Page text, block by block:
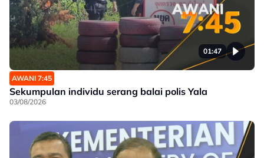
01:47
AWANI 7:45
Sekumpulan individu serang balai polis Yala
03/08/2026